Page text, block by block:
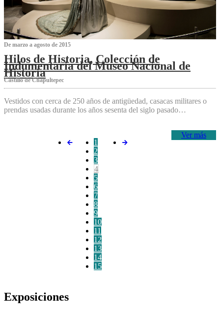
De marzo a agosto de 2015
Hilos de Historia, Colección de
Indumentaria del Museo Nacional de
Historia
Castillo de Chapultepec
Vestidos con cerca de 250 años de antigüedad, casacas militares o
prendas usadas durante los años sesenta del siglo pasado…
Ver más
1
2
3
4
5
6
7
8
9
10
11
12
13
14
15
Exposiciones